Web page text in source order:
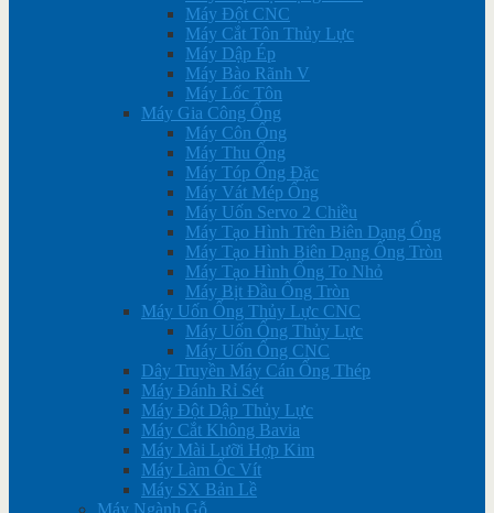
Máy Đột CNC
Máy Cắt Tôn Thủy Lực
Máy Dập Ép
Máy Bào Rãnh V
Máy Lốc Tôn
Máy Gia Công Ống
Máy Côn Ống
Máy Thu Ống
Máy Tóp Ống Đặc
Máy Vát Mép Ống
Máy Uốn Servo 2 Chiều
Máy Tạo Hình Trên Biên Dạng Ống
Máy Tạo Hình Biên Dạng Ống Tròn
Máy Tạo Hình Ống To Nhỏ
Máy Bịt Đầu Ống Tròn
Máy Uốn Ống Thủy Lực CNC
Máy Uốn Ống Thủy Lực
Máy Uốn Ống CNC
Dây Truyền Máy Cán Ống Thép
Máy Đánh Rỉ Sét
Máy Đột Dập Thủy Lực
Máy Cắt Không Bavia
Máy Mài Lưỡi Hợp Kim
Máy Làm Ốc Vít
Máy SX Bản Lề
Máy Ngành Gỗ